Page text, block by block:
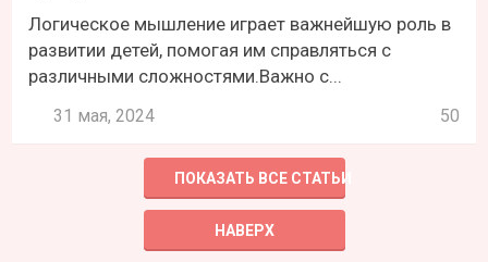
Логическое мышление играет важнейшую роль в
развитии детей, помогая им справляться с
различными сложностями.Важно с...
31 мая, 2024 50
ПОКАЗАТЬ ВСЕ СТАТЬИ
НАВЕРХ